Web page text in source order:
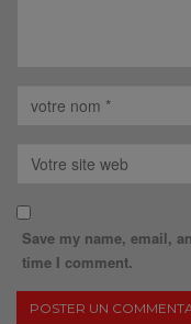
Save my name, email,
time I comment.